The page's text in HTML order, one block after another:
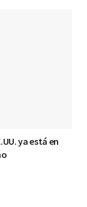
ya está en